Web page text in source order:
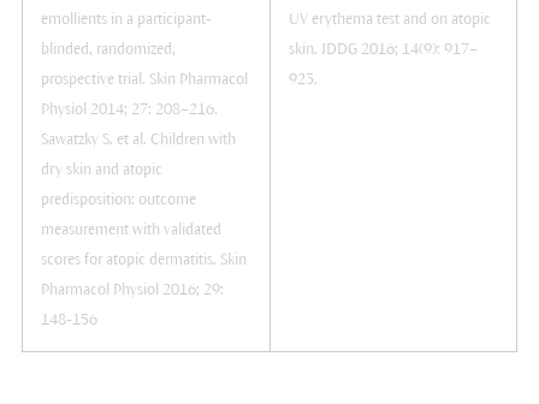
emollients in a participant-
blinded, randomized,
prospective trial. Skin Pharmacol
Physiol 2014; 27: 208–216.
Sawatzky S. et al. Children with
dry skin and atopic
predisposition: outcome
measurement with validated
scores for atopic dermatitis. Skin
Pharmacol Physiol 2016; 29:
148-156
UV erythema test and on atopic
skin. JDDG 2016; 14(9): 917–
923.